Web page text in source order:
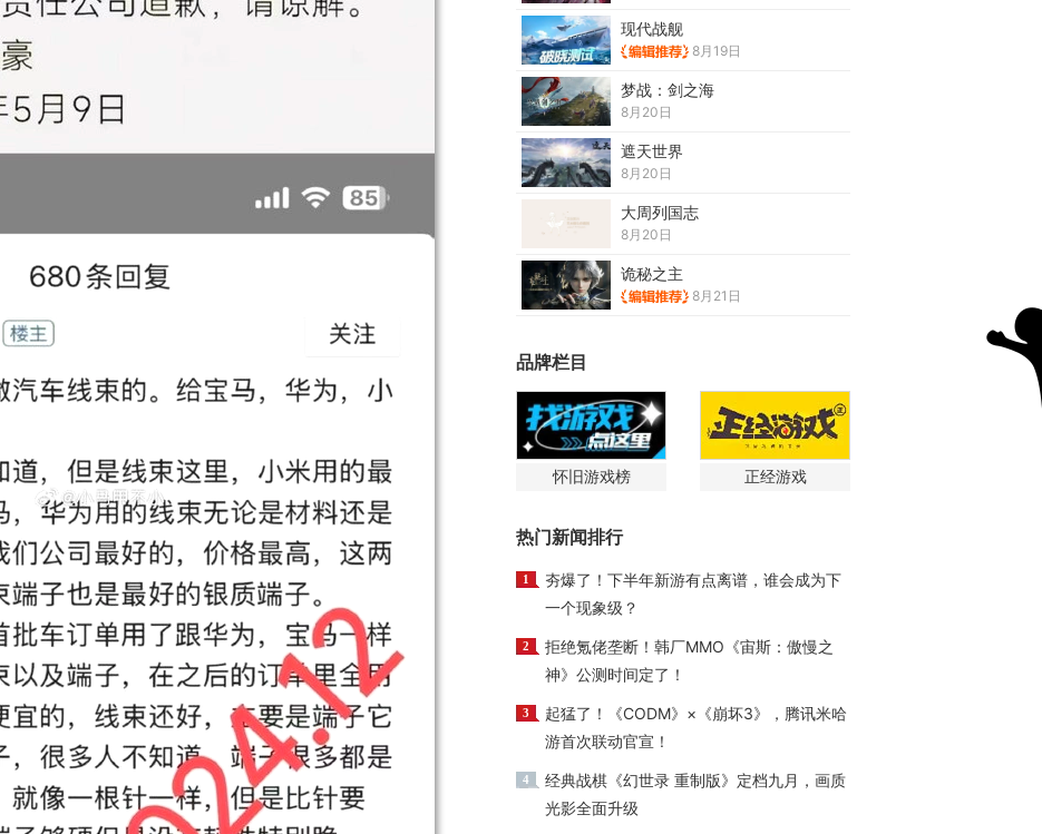
现代战舰
8月19日
梦战：剑之海
8月20日
遮天世界
8月20日
大周列国志
8月20日
诡秘之主
8月21日
品牌栏目
怀旧游戏榜 正经游戏
热门新闻排行
1
夯爆了！下半年新游有点离谱，谁会成为下
一个现象级？
2
拒绝氪佬垄断！韩厂MMO《宙斯：傲慢之
神》公测时间定了！
3
起猛了！《CODM》×《崩坏3》，腾讯米哈
游首次联动官宣！
4
经典战棋《幻世录 重制版》定档九月，画质
光影全面升级